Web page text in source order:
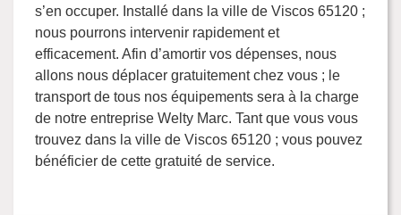
s’en occuper. Installé dans la ville de Viscos 65120 ;
nous pourrons intervenir rapidement et
efficacement. Afin d’amortir vos dépenses, nous
allons nous déplacer gratuitement chez vous ; le
transport de tous nos équipements sera à la charge
de notre entreprise Welty Marc. Tant que vous vous
trouvez dans la ville de Viscos 65120 ; vous pouvez
bénéficier de cette gratuité de service.